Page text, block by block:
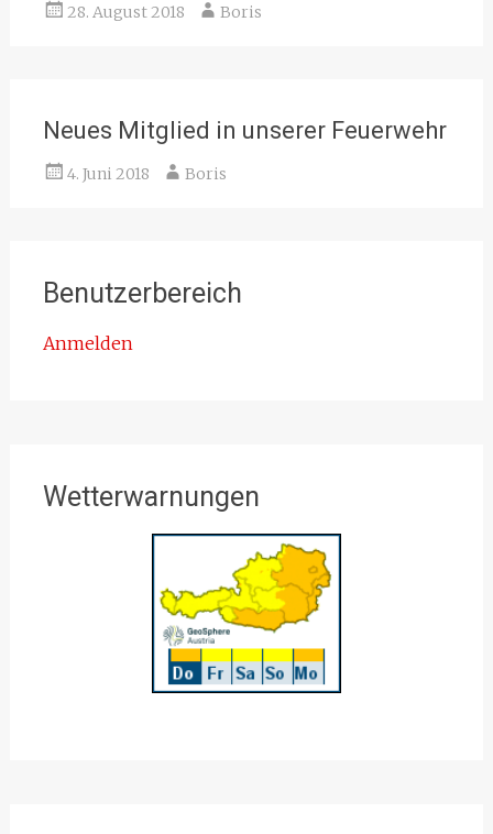
28. August 2018 Boris
Neues Mitglied in unserer Feuerwehr
4. Juni 2018 Boris
Benutzerbereich
Anmelden
Wetterwarnungen